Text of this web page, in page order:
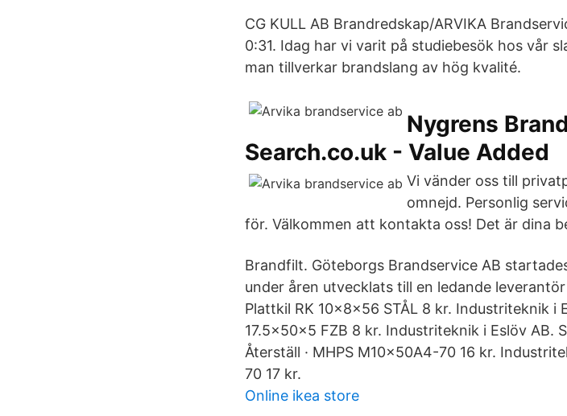
CG KULL AB Brandredskap/ARVIKA
0:31. Idag har vi varit på studiebesök hos vår
man tillverkar brandslang av hög kvalité.
Nygrens
Search.co.uk - Value Added
Vi vänder oss till
omnejd. Personlig
för. Välkommen att kontakta oss! Det är dina
Brandfilt. Göteborgs Brandservice AB
under åren utvecklats till en ledande
Plattkil RK 10x8x56 STÅL 8 kr. Industriteknik i
17.5x50x5 FZB 8 kr. Industriteknik i Eslöv AB.
Återställ · MHPS M10x50A4-70 16 kr.
70 17 kr.
Online ikea store